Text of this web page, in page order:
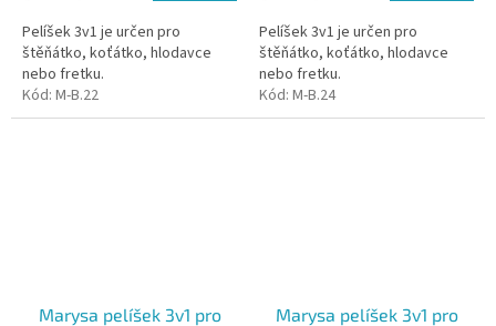
Pelíšek 3v1 je určen pro
štěňátko, koťátko, hlodavce
nebo fretku.
Kód: M-B.22
Pelíšek 3v1 je určen pro
štěňátko, koťátko, hlodavce
nebo fretku.
Kód: M-B.24
Marysa pelíšek 3v1 pro
Marysa pelíšek 3v1 pro